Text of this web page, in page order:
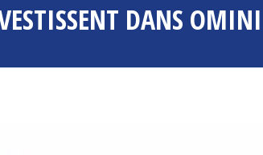
DANS OMINI